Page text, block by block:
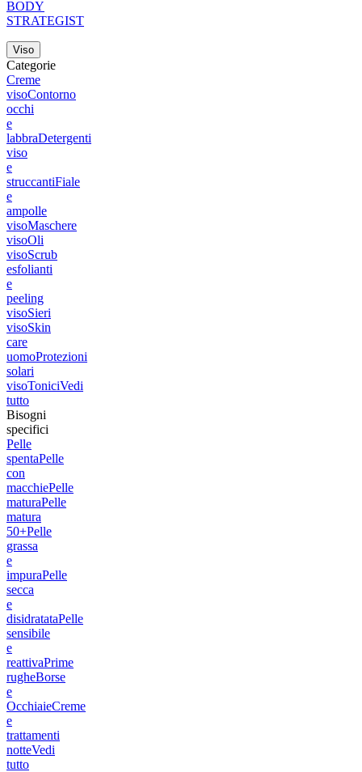
BODY
STRATEGIST
Viso
Categorie
Creme
visoContorno
occhi
e
labbraDetergenti
viso
e
struccantiFiale
e
ampolle
visoMaschere
visoOli
visoScrub
esfolianti
e
peeling
visoSieri
visoSkin
care
uomoProtezioni
solari
visoToniciVedi
tutto
Bisogni
specifici
Pelle
spentaPelle
con
macchiePelle
maturaPelle
matura
50+Pelle
grassa
e
impuraPelle
secca
e
disidratataPelle
sensibile
e
reattivaPrime
rugheBorse
e
OcchiaieCreme
e
trattamenti
notteVedi
tutto